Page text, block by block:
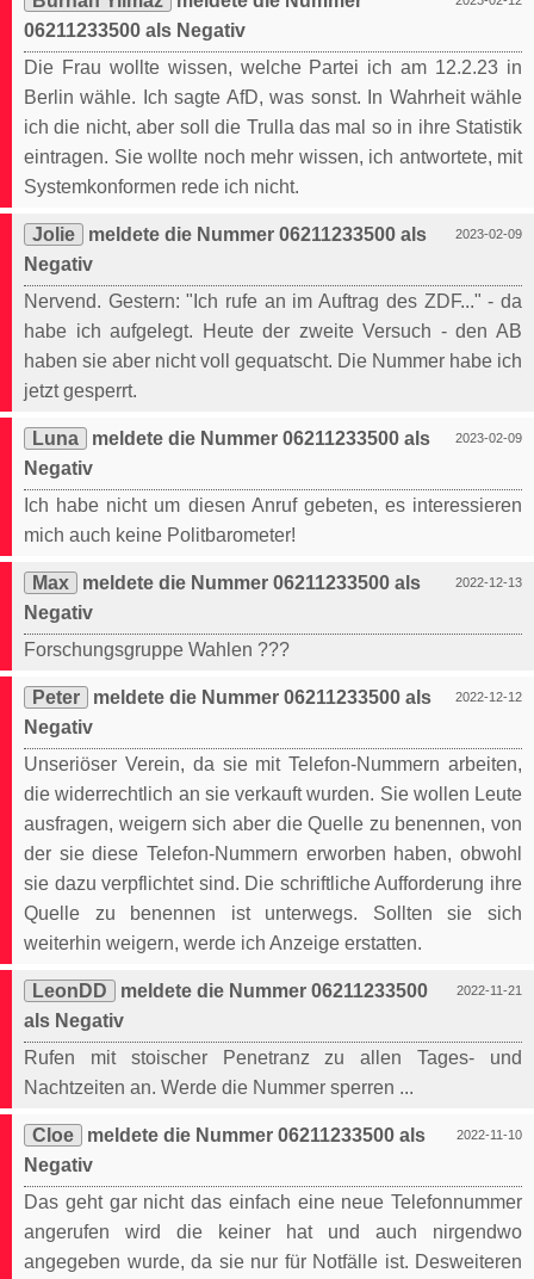
06211233500 als Negativ
Die Frau wollte wissen, welche Partei ich am 12.2.23 in
Berlin wähle. Ich sagte AfD, was sonst. In Wahrheit wähle
ich die nicht, aber soll die Trulla das mal so in ihre Statistik
eintragen. Sie wollte noch mehr wissen, ich antwortete, mit
Systemkonformen rede ich nicht.
2023-02-09
Jolie
meldete die Nummer 06211233500 als
Negativ
Nervend. Gestern: "Ich rufe an im Auftrag des ZDF..." - da
habe ich aufgelegt. Heute der zweite Versuch - den AB
haben sie aber nicht voll gequatscht. Die Nummer habe ich
jetzt gesperrt.
2023-02-09
Luna
meldete die Nummer 06211233500 als
Negativ
Ich habe nicht um diesen Anruf gebeten, es interessieren
mich auch keine Politbarometer!
2022-12-13
Max
meldete die Nummer 06211233500 als
Negativ
Forschungsgruppe Wahlen ???
2022-12-12
Peter
meldete die Nummer 06211233500 als
Negativ
Unseriöser Verein, da sie mit Telefon-Nummern arbeiten,
die widerrechtlich an sie verkauft wurden. Sie wollen Leute
ausfragen, weigern sich aber die Quelle zu benennen, von
der sie diese Telefon-Nummern erworben haben, obwohl
sie dazu verpflichtet sind. Die schriftliche Aufforderung ihre
Quelle zu benennen ist unterwegs. Sollten sie sich
weiterhin weigern, werde ich Anzeige erstatten.
2022-11-21
LeonDD
meldete die Nummer 06211233500
als Negativ
Rufen mit stoischer Penetranz zu allen Tages- und
Nachtzeiten an. Werde die Nummer sperren ...
2022-11-10
Cloe
meldete die Nummer 06211233500 als
Negativ
Das geht gar nicht das einfach eine neue Telefonnummer
angerufen wird die keiner hat und auch nirgendwo
angegeben wurde, da sie nur für Notfälle ist. Desweiteren